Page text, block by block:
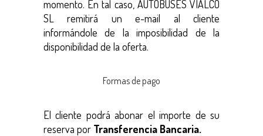
momento. En tal caso, AUTOBUSES VIALCO
SL remitirá un e-mail al cliente
informándole de la imposibilidad de la
disponibilidad de la oferta.
Formas de pago
El cliente podrá abonar el importe de su
reserva por Transferencia Bancaria.